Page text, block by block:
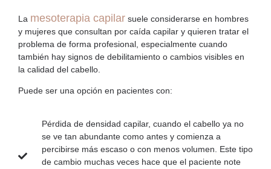
La mesoterapia capilar suele considerarse en hombres
y mujeres que consultan por caída capilar y quieren tratar el
problema de forma profesional, especialmente cuando
también hay signos de debilitamiento o cambios visibles en
la calidad del cabello.
Puede ser una opción en pacientes con:
Pérdida de densidad capilar, cuando el cabello ya no
se ve tan abundante como antes y comienza a
percibirse más escaso o con menos volumen. Este tipo
de cambio muchas veces hace que el paciente note